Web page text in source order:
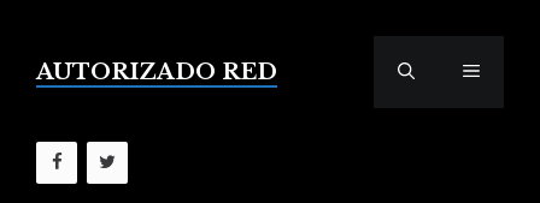
contenido
AUTORIZADO RED MENÚ